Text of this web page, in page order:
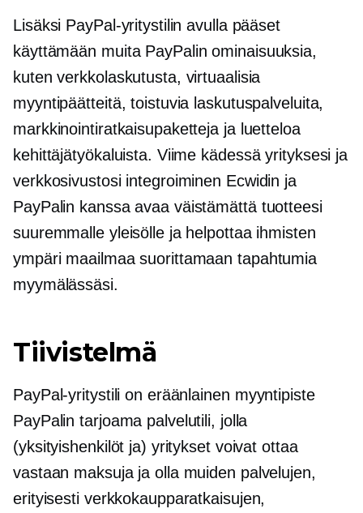
Lisäksi PayPal-yritystilin avulla pääset
käyttämään muita PayPalin ominaisuuksia,
kuten verkkolaskutusta, virtuaalisia
myyntipäätteitä, toistuvia laskutuspalveluita,
markkinointiratkaisupaketteja ja luetteloa
kehittäjätyökaluista. Viime kädessä yrityksesi ja
verkkosivustosi integroiminen Ecwidin ja
PayPalin kanssa avaa väistämättä tuotteesi
suuremmalle yleisölle ja helpottaa ihmisten
ympäri maailmaa suorittamaan tapahtumia
myymälässäsi.
Tiivistelmä
PayPal-yritystili on eräänlainen myyntipiste
PayPalin tarjoama palvelutili, jolla
(yksityishenkilöt ja) yritykset voivat ottaa
vastaan ​​maksuja ja olla muiden palvelujen,
erityisesti verkkokaupparatkaisujen,